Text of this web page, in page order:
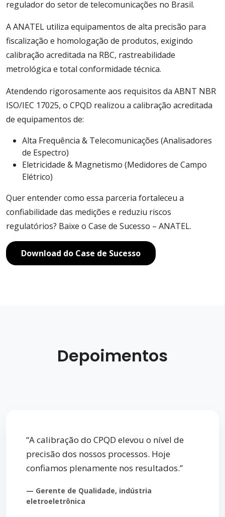
regulador do setor de telecomunicações no Brasil.
A ANATEL utiliza equipamentos de alta precisão para
fiscalização e homologação de produtos, exigindo
calibração acreditada na RBC, rastreabilidade
metrológica e total conformidade técnica.
Atendendo rigorosamente aos requisitos da ABNT NBR
ISO/IEC 17025, o CPQD realizou a calibração acreditada
de equipamentos de:
Alta Frequência & Telecomunicações (Analisadores
de Espectro)
Eletricidade & Magnetismo (Medidores de Campo
Elétrico)
Quer entender como essa parceria fortaleceu a
confiabilidade das medições e reduziu riscos
regulatórios? Baixe o Case de Sucesso – ANATEL.
Download do Case de Sucesso
Depoimentos
“A calibração do CPQD elevou o nível de
precisão dos nossos processos. Hoje
confiamos plenamente nos resultados.”
— Gerente de Qualidade, indústria
eletroeletrônica